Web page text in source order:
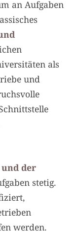
an Aufgaben
als
und
der
stetig.
werden.